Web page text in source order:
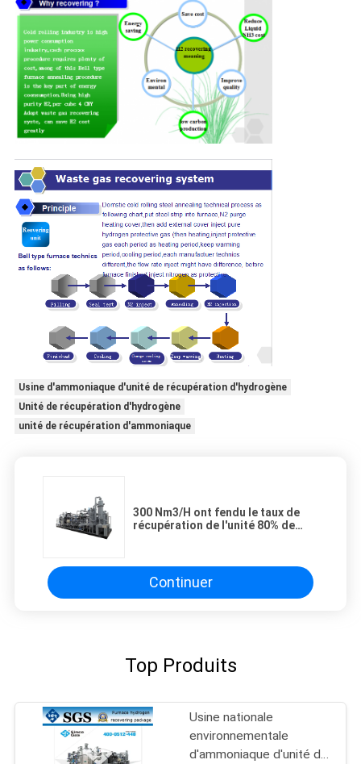
Usine d'ammoniaque d'unité de récupération d'hydrogène
Unité de récupération d'hydrogène
unité de récupération d'ammoniaque
300 Nm3/H ont fendu le taux de
récupération de l'unité 80% de
Continuer
Top Produits
Usine nationale
environnementale
d'ammoniaque d'unité de